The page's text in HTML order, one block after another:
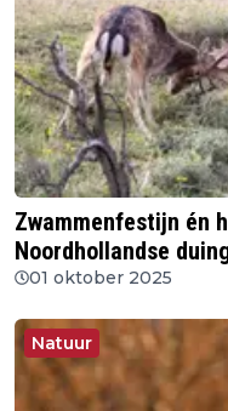
Zwammenfestijn én
Noordhollandse
01 oktober 2025
Natuur